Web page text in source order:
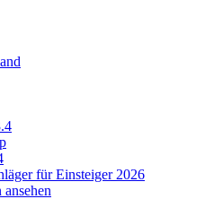
für Einsteiger 2026